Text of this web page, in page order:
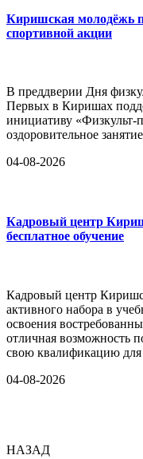
Киришская молодёжь
спортивной акции
В преддверии Дня
Первых в Киришах
инициативу «Физкульт-
оздоровительное
04-08-2026
Кадровый центр
бесплатное обучение
Кадровый центр
активного набора в
освоения
отличная возможность
свою квалификацию для
04-08-2026
НАЗАД